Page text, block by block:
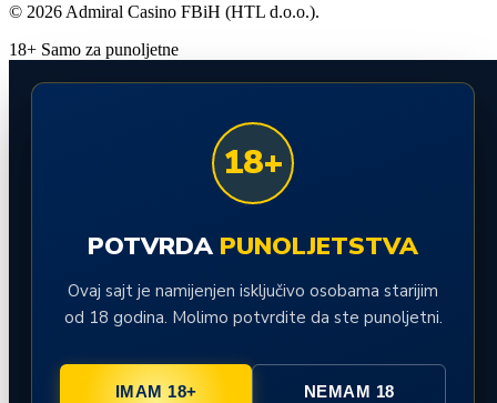
© 2026 Admiral Casino FBiH (HTL d.o.o.).
18+ Samo za punoljetne
18+
POTVRDA PUNOLJETSTVA
Ovaj sajt je namijenjen isključivo osobama starijim
od 18 godina. Molimo potvrdite da ste punoljetni.
IMAM 18+
NEMAM 18